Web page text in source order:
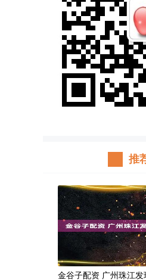
推
金谷子配资 广州珠江